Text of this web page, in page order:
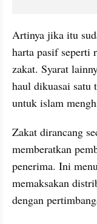
Artinya jika itu
harta pasif seperti
zakat. Syarat
haul dikuasai satu
untuk islam
Zakat dirancang
memberatkan
penerima. Ini
memaksakan
dengan